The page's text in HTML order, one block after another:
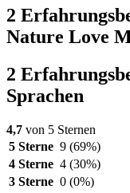
2
Nature Love
2
Sprachen
4,7 von 5 Sternen
5 Sterne 9 (69%)
4 Sterne 4 (30%)
3 Sterne 0 (0%)